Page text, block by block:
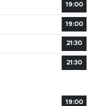
19:00
19:00
21:30
21:30
19:00